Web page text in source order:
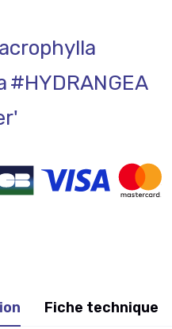
#HYDRANGEA
Fiche technique